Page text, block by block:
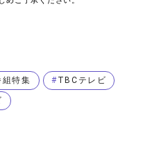
組特集 TBCテレビ